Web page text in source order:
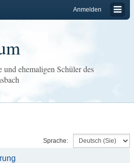
Anmelden
und ehemaligen Schüler des
Sprache: